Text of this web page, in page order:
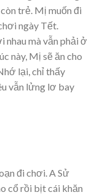
trẻ. Mị muốn đi
ngày Tết.
nhau mà vẫn phải ở
này, Mị sẽ ăn cho
lại, chỉ thấy
vẫn lửng lơ bay
đi chơi. A Sử
cổ rồi bịt cái khăn